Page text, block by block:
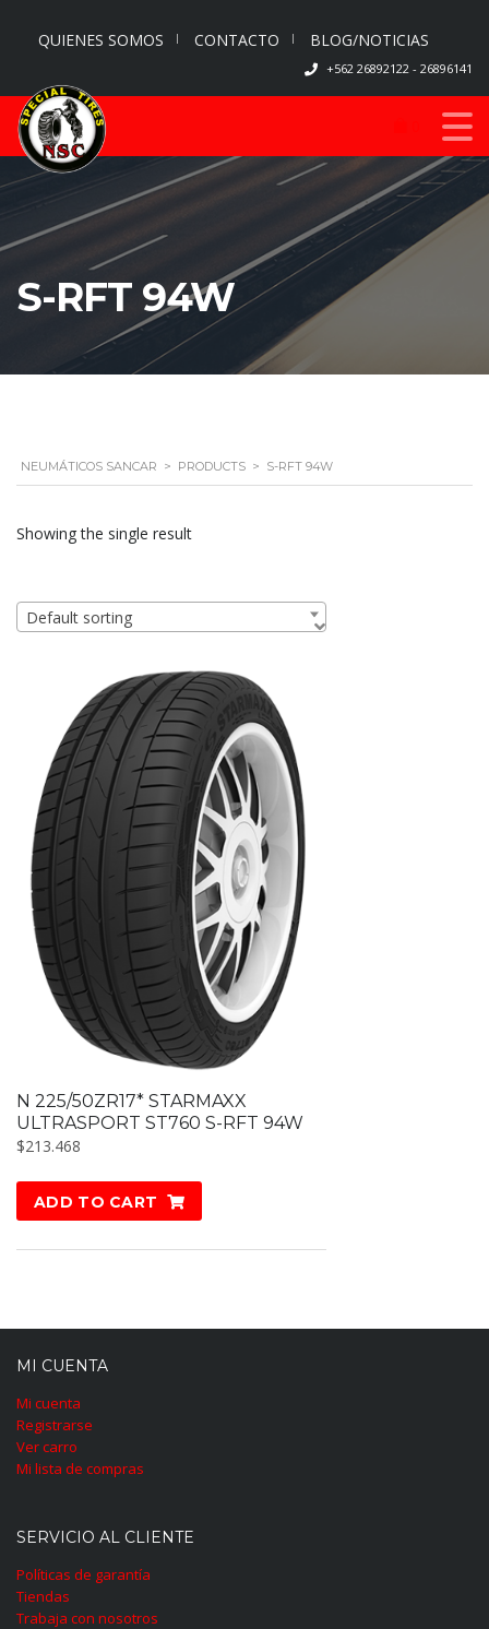
QUIENES SOMOS CONTACTO BLOG/NOTICIAS
+562 26892122 - 26896141
S-RFT 94W
NEUMÁTICOS SANCAR > PRODUCTS > S-RFT 94W
Showing the single result
Default sorting
N 225/50ZR17* STARMAXX
ULTRASPORT ST760 S-RFT 94W
$213.468
ADD TO CART
MI CUENTA
Mi cuenta
Registrarse
Ver carro
Mi lista de compras
SERVICIO AL CLIENTE
Políticas de garantía
Tiendas
Trabaja con nosotros